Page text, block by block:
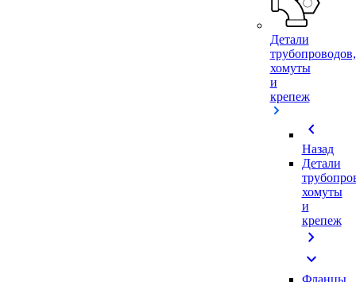
Детали
трубопроводов,
хомуты
и
крепеж
chevron_left
Назад
Детали
хомуты
и
крепеж
chevron_right
expand_more
Фланцы